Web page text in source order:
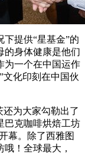
下提供“星基金”的
的身体健康是他们
为一个在中国运作
文化印刻在中国伙
还为大家勾勒出了
巴克咖啡烘焙工坊
幕。除了西雅图
！全球最大，